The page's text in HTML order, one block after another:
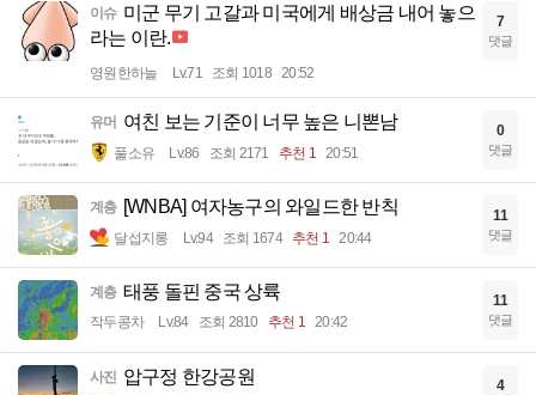
이슈 미군 무기 고갈과 미국에게 배상금 내어 놓으
라는 이란.
영원한하늘 Lv.71 조회 1018 20:52
7
댓글
유머 여친 보는 기준이 너무 높은 니뽄남
풀소유 Lv.86 조회 2171 추천 1 20:51
0
댓글
계층 [WNBA] 여자농구의 와일드한 반칙
달섭지롱 Lv.94 조회 1674 추천 1 20:44
11
댓글
계층 태풍 돌핀 중국 상륙
작두콩차 Lv.84 조회 2810 추천 1 20:42
11
댓글
사진 압구정 한강공원 4